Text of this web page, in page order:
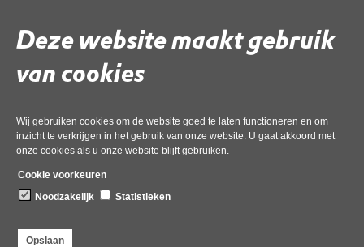
Deze website maakt gebruik
van cookies
Wij gebruiken cookies om de website goed te laten functioneren en om
inzicht te verkrijgen in het gebruik van onze website. U gaat akkoord met
onze cookies als u onze website blijft gebruiken.
Cookie voorkeuren
Noodzakelijk
Statistieken
Opslaan
Op 16 april 2026 is er op
officiëlebekendmakingen.nl een
bericht geplaatst over een
We ontvangen veel vragen over dit bericht. Hieronder vindt u meer informatie.